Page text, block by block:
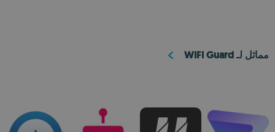
مماثل لـ WIFI Guard